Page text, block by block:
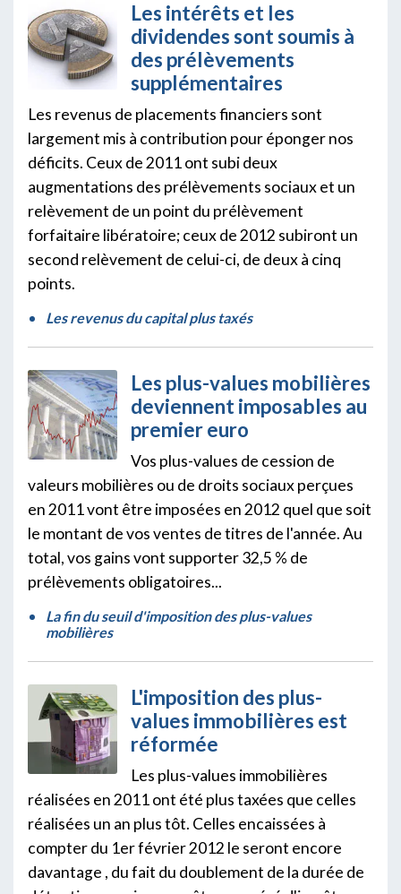
Les intérêts et les
dividendes sont soumis à
des prélèvements
supplémentaires
Les revenus de placements financiers sont
largement mis à contribution pour éponger nos
déficits. Ceux de 2011 ont subi deux
augmentations des prélèvements sociaux et un
relèvement de un point du prélèvement
forfaitaire libératoire; ceux de 2012 subiront un
second relèvement de celui-ci, de deux à cinq
points.
Les revenus du capital plus taxés
Les plus-values mobilières
deviennent imposables au
premier euro
Vos plus-values de cession de
valeurs mobilières ou de droits sociaux perçues
en 2011 vont être imposées en 2012 quel que soit
le montant de vos ventes de titres de l'année. Au
total, vos gains vont supporter 32,5 % de
prélèvements obligatoires...
La fin du seuil d'imposition des plus-values
mobilières
L'imposition des plus-
values immobilières est
réformée
Les plus-values immobilières
réalisées en 2011 ont été plus taxées que celles
réalisées un an plus tôt. Celles encaissées à
compter du 1er février 2012 le seront encore
davantage , du fait du doublement de la durée de